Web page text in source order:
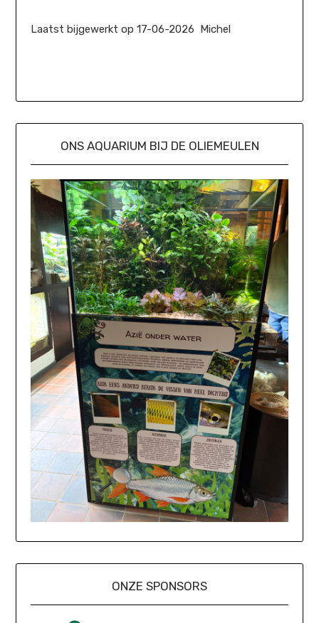
Laatst bijgewerkt op 17-06-2026 Michel
ONS AQUARIUM BIJ DE OLIEMEULEN
ONZE SPONSORS